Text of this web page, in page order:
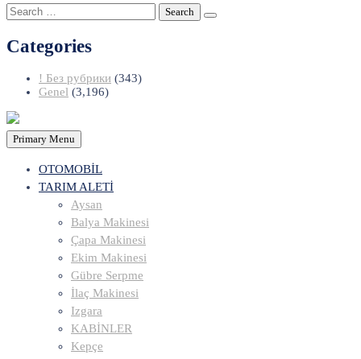
Search
for:
Categories
! Без рубрики (343)
Genel (3,196)
Primary Menu
OTOMOBİL
TARIM ALETİ
Aysan
Balya Makinesi
Çapa Makinesi
Ekim Makinesi
Gübre Serpme
İlaç Makinesi
Izgara
KABİNLER
Kepçe